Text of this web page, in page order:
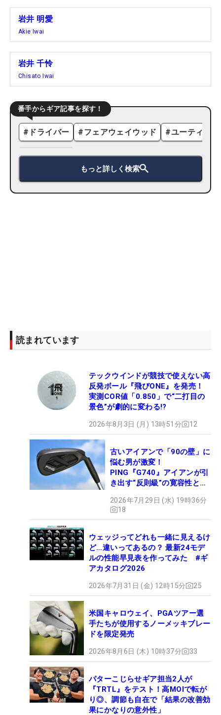
岩井 明愛
Akie Iwai
岩井 千怜
Chisato Iwai
番手からギア記事を探す！
# ドライバー #フェアウェイウッド #ユーティリ
もっと詳しく検索
読まれています
テックウインドが競技で使えない高
反発ボール『飛びONE』を発売！
実測COR値「0.850」で“二打目の
景色”が劇的に変わる!?
2026年8月3日 (月) 13時51分 12
古いアイアンで「90の壁」に
悩む男が激変！
PING『G740』アイアンが引
き出す“反則級”の寛容性と飛
2026年7月29日 (水) 19時36分
18
ウェッジってどれも一緒に見えるけ
ど…違いってあるの？ 最新24モデ
ルの性能早見表を作ってみた #ギ
アカタログ2026
2026年7月31日 (金) 12時15分 25
米国キャロウェイ、PGAツアー選
手たちが使用するノーメッキブレー
ドを限定発売
2026年8月6日 (木) 10時37分 33
パターこじらせギア担当2人が
『TRTL』をテスト！高MOIで転が
り◎、調節も自在で「結果の改善効
果にかなりの意外性」